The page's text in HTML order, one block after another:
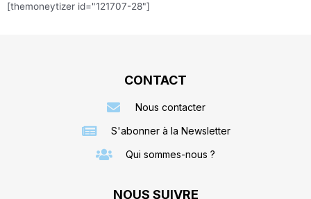
[themoneytizer id="121707-28"]
CONTACT
Nous contacter
S'abonner à la Newsletter
Qui sommes-nous ?
NOUS SUIVRE